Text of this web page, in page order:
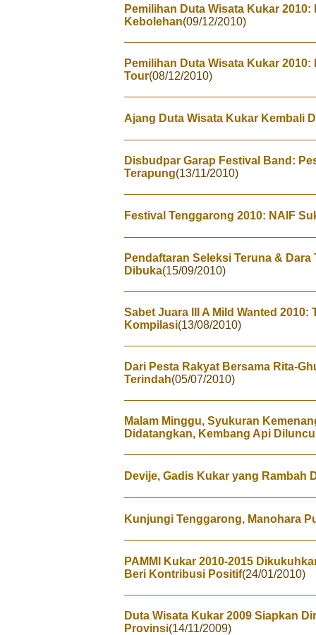
Pemilihan Duta Wisata Kukar
Kebolehan(09/12/2010)
Pemilihan Duta Wisata Kukar
Tour(08/12/2010)
Ajang Duta Wisata Kukar Kembali
Disbudpar Garap Festival Band:
Terapung(13/11/2010)
Festival Tenggarong 2010: NAIF
Pendaftaran Seleksi Teruna &
Dibuka(15/09/2010)
Sabet Juara III A Mild Wanted
Kompilasi(13/08/2010)
Dari Pesta Rakyat Bersama Rita-
Terindah(05/07/2010)
Malam Minggu, Syukuran
Didatangkan, Kembang Api
Devije, Gadis Kukar yang Rambah
Kunjungi Tenggarong, Manohara
PAMMI Kukar 2010-2015
Beri Kontribusi Positif(24/01/2010)
Duta Wisata Kukar 2009 Siapkan
Provinsi(14/11/2009)